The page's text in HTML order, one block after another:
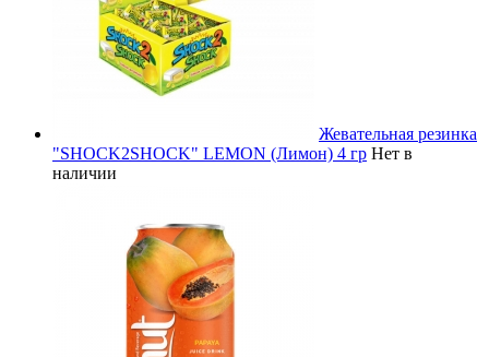
Жевательная резинка
"SHOCK2SHOCK" LEMON (Лимон) 4 гр Нет в
наличии